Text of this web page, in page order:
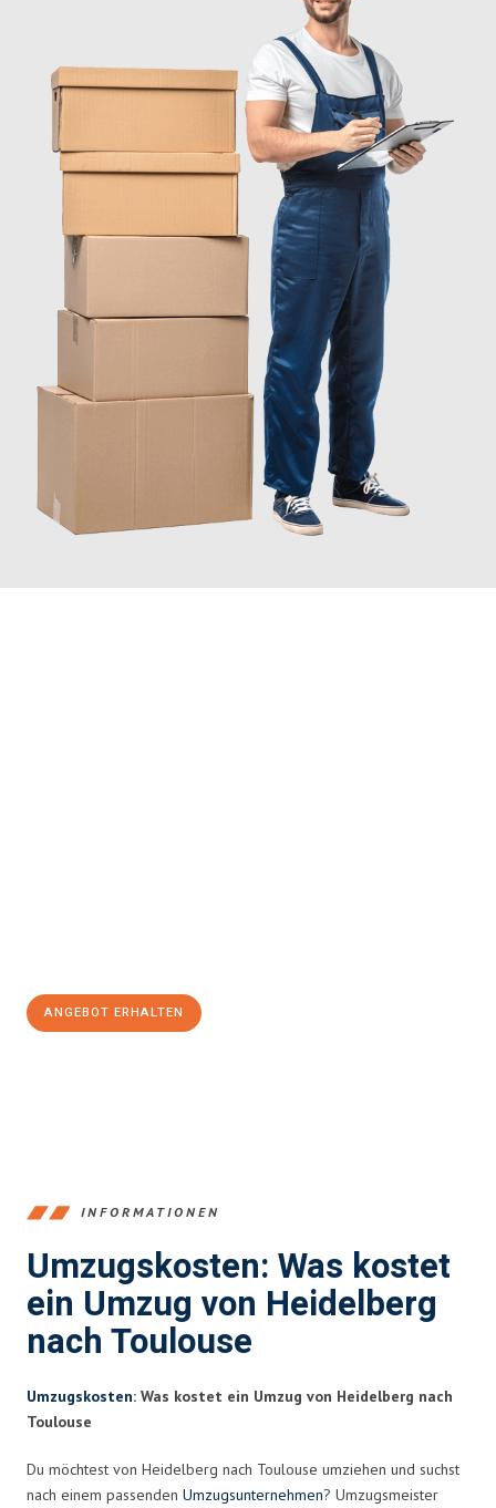
ANGEBOT ERHALTEN
INFORMATIONEN
Umzugskosten: Was kostet
ein Umzug von Heidelberg
nach Toulouse
Umzugskosten: Was kostet ein Umzug von Heidelberg nach
Toulouse
Du möchtest von Heidelberg nach Toulouse umziehen und suchst
nach einem passenden Umzugsunternehmen? Umzugsmeister